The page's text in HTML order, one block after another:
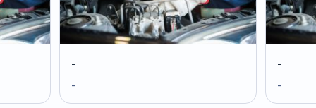
-
-
-
-